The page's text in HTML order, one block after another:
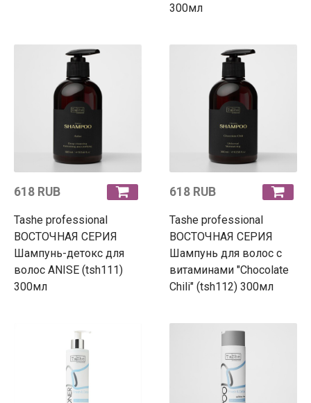
300мл
618 RUB
Tashe professional
ВОСТОЧНАЯ СЕРИЯ
Шампунь-детокс для
волос ANISE (tsh111)
300мл
618 RUB
Tashe professional
ВОСТОЧНАЯ СЕРИЯ
Шампунь для волос с
витаминами "Chocolate
Chili" (tsh112) 300мл